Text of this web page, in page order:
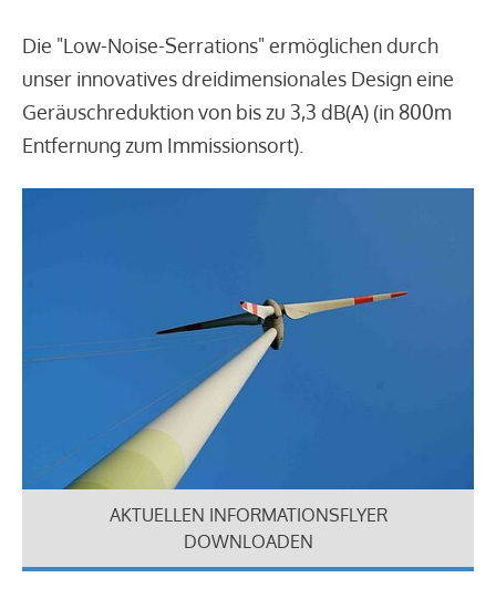
Die "Low-Noise-Serrations" ermöglichen durch
unser innovatives dreidimensionales Design eine
Geräuschreduktion von bis zu 3,3 dB(A) (in 800m
Entfernung zum Immissionsort).
AKTUELLEN INFORMATIONSFLYER
DOWNLOADEN